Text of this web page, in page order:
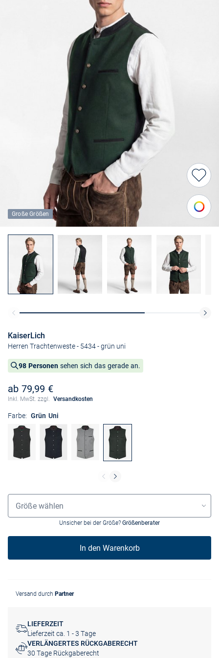
Große Größen
KaiserLich
Herren Trachtenweste - 5434- grün uni
98 Personen sehen sich das gerade an.
ab 79,99 €
Inkl. MwSt. zzgl. Versandkosten
Farbe: Grün Uni
Größenauswahl
Größe wählen
Unsicher bei der Größe? Größenberater
In den Warenkorb
Versand durch Partner
LIEFERZEIT
Lieferzeit ca. 1 - 3 Tage
VERLÄNGERTES RÜCKGABERECHT
30 Tage Rückgaberecht